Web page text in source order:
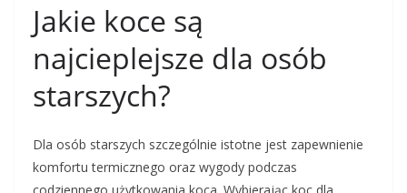
Jakie koce są
najcieplejsze dla osób
starszych?
Dla osób starszych szczególnie istotne jest zapewnienie
komfortu termicznego oraz wygody podczas